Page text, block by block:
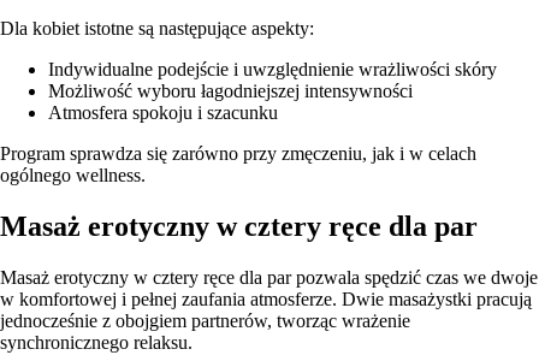
Dla kobiet istotne są następujące aspekty:
Indywidualne podejście i uwzględnienie wrażliwości skóry
Możliwość wyboru łagodniejszej intensywności
Atmosfera spokoju i szacunku
Program sprawdza się zarówno przy zmęczeniu, jak i w celach
ogólnego wellness.
Masaż erotyczny w cztery ręce dla par
Masaż erotyczny w cztery ręce dla par pozwala spędzić czas we dwoje
w komfortowej i pełnej zaufania atmosferze. Dwie masażystki pracują
jednocześnie z obojgiem partnerów, tworząc wrażenie
synchronicznego relaksu.